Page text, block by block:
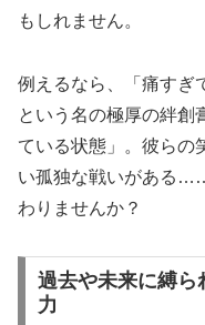
もしれません。
例えるなら、「痛すぎ
という名の極厚の絆創
ている状態」。彼らの
い孤独な戦いがある
わりませんか？
過去や未来に縛ら
力